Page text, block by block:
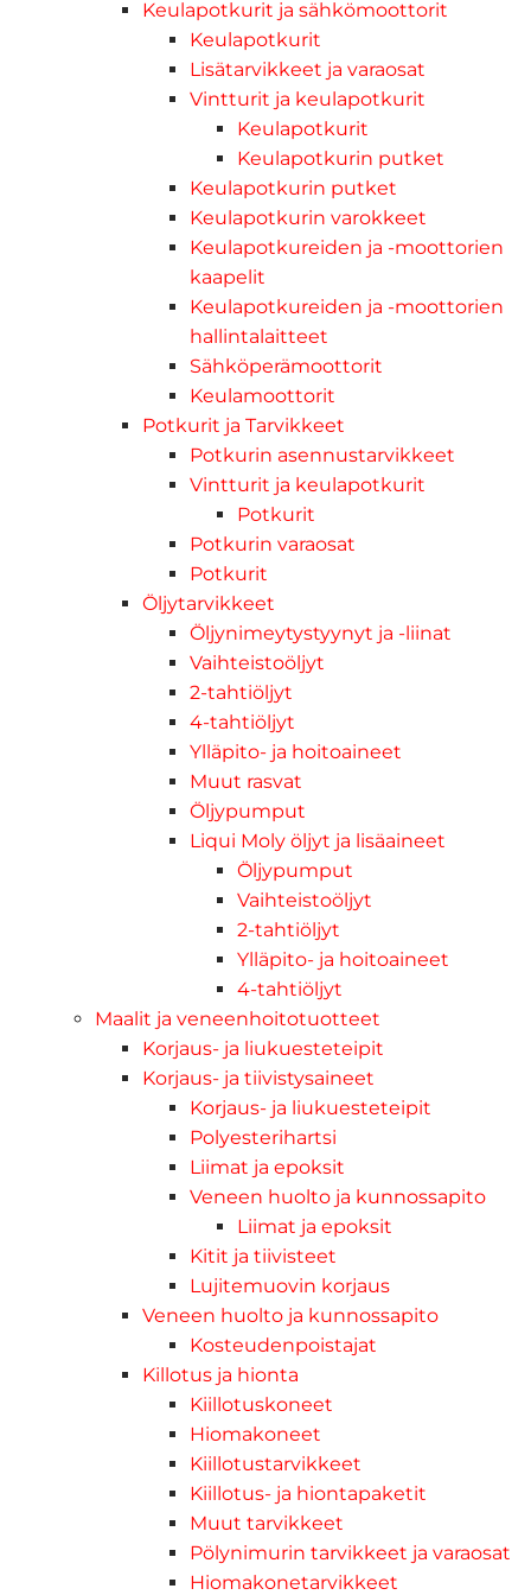
Keulapotkurit ja sähkömoottorit
Keulapotkurit
Lisätarvikkeet ja varaosat
Vintturit ja keulapotkurit
Keulapotkurit
Keulapotkurin putket
Keulapotkurin putket
Keulapotkurin varokkeet
Keulapotkureiden ja -moottorien
kaapelit
Keulapotkureiden ja -moottorien
hallintalaitteet
Sähköperämoottorit
Keulamoottorit
Potkurit ja Tarvikkeet
Potkurin asennustarvikkeet
Vintturit ja keulapotkurit
Potkurit
Potkurin varaosat
Potkurit
Öljytarvikkeet
Öljynimeytystyynyt ja -liinat
Vaihteistoöljyt
2-tahtiöljyt
4-tahtiöljyt
Ylläpito- ja hoitoaineet
Muut rasvat
Öljypumput
Liqui Moly öljyt ja lisäaineet
Öljypumput
Vaihteistoöljyt
2-tahtiöljyt
Ylläpito- ja hoitoaineet
4-tahtiöljyt
Maalit ja veneenhoitotuotteet
Korjaus- ja liukuesteteipit
Korjaus- ja tiivistysaineet
Korjaus- ja liukuesteteipit
Polyesterihartsi
Liimat ja epoksit
Veneen huolto ja kunnossapito
Liimat ja epoksit
Kitit ja tiivisteet
Lujitemuovin korjaus
Veneen huolto ja kunnossapito
Kosteudenpoistajat
Killotus ja hionta
Kiillotuskoneet
Hiomakoneet
Kiillotustarvikkeet
Kiillotus- ja hiontapaketit
Muut tarvikkeet
Pölynimurin tarvikkeet ja varaosat
Hiomakonetarvikkeet